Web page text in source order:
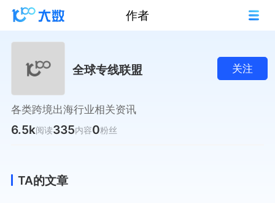
作者
全球专线联盟 关注
各类跨境出海行业相关资讯
6.5k阅读335内容0粉丝
TA的文章